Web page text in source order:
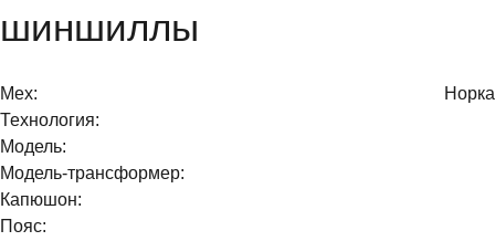
шиншиллы
Мех:
Норка
Технология:
Модель:
Модель-трансформер:
Капюшон:
Пояс: